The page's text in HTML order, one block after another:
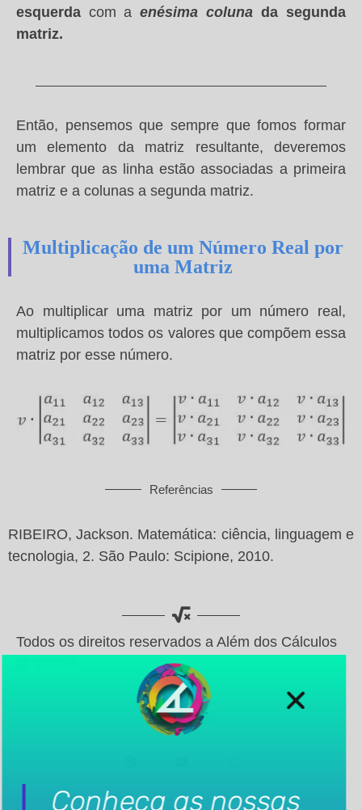
esquerda com a enésima coluna da segunda
matriz.
Então, pensemos que sempre que fomos formar
um elemento da matriz resultante, deveremos
lembrar que as linha estão associadas a primeira
matriz e a colunas a segunda matriz.
Multiplicação de um Número Real por
uma Matriz
Ao multiplicar uma matriz por um número real,
multiplicamos todos os valores que compõem essa
matriz por esse número.
Referências
RIBEIRO, Jackson. Matemática: ciência, linguagem e
tecnologia, 2. São Paulo: Scipione, 2010.
Todos os direitos reservados a Além dos Cálculos
Privacidade
Conheça as nossas